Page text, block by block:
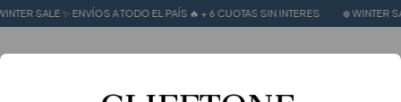
SALE ✨ ENVÍOS A TODO EL PAÍS 🔥 + 6 CUOTAS SIN INTERES ❄️ WINTER